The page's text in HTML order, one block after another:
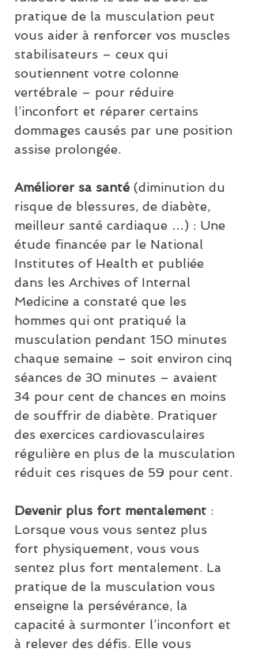
pratique de la musculation peut
vous aider à renforcer vos muscles
stabilisateurs – ceux qui
soutiennent votre colonne
vertébrale – pour réduire
l’inconfort et réparer certains
dommages causés par une position
assise prolongée.
Améliorer sa santé (diminution du
risque de blessures, de diabète,
meilleur santé cardiaque …) : Une
étude financée par le National
Institutes of Health et publiée
dans les Archives of Internal
Medicine a constaté que les
hommes qui ont pratiqué la
musculation pendant 150 minutes
chaque semaine – soit environ cinq
séances de 30 minutes – avaient
34 pour cent de chances en moins
de souffrir de diabète. Pratiquer
des exercices cardiovasculaires
régulière en plus de la musculation
réduit ces risques de 59 pour cent.
Devenir plus fort mentalement :
Lorsque vous vous sentez plus
fort physiquement, vous vous
sentez plus fort mentalement. La
pratique de la musculation vous
enseigne la persévérance, la
capacité à surmonter l’inconfort et
à relever des défis. Elle vous